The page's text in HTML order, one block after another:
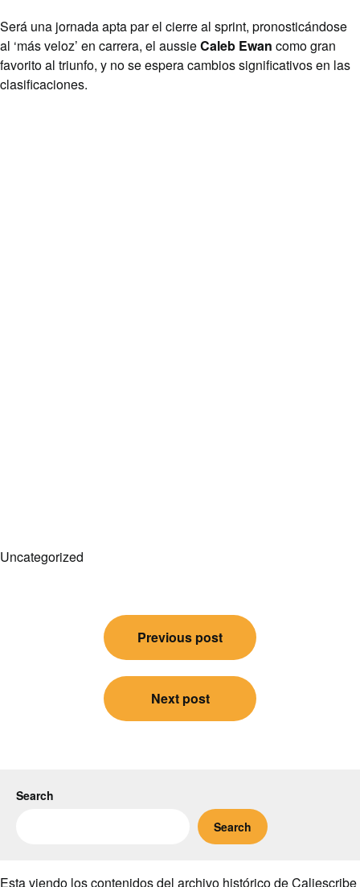
Será una jornada apta par el cierre al sprint, pronosticándose
al ‘más veloz’ en carrera, el aussieCaleb Ewan como gran
favorito al triunfo, y no se espera cambios significativos en las
clasificaciones.
Uncategorized
Previous post
Next post
Search
Search
Esta viendo los contenidos del archivo histórico de Caliescribe